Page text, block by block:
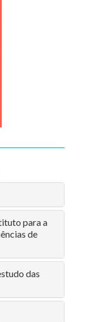
para a
de
das